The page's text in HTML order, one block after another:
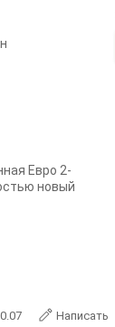
Евро 2-
новый
Написать